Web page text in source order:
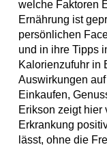
welche Faktoren
Ernährung ist
persönlichen
und in ihre Tipps
Kalorienzufuhr in
Auswirkungen
Einkaufen,
Erikson zeigt hier
Erkrankung
lässt, ohne die